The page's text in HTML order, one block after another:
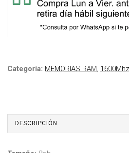
Categoría: MEMORIAS RAM,
DESCRIPCIÓN